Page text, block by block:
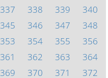
337 338 339
340
345 346 347
348
353 354 355
356
361 362 363
364
369 370 371 372